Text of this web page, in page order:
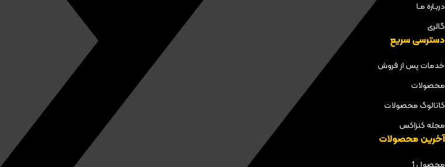
دربـاره مـا
گالری
دسترسی سریع
خدمات پس از فروش
محصولات
کاتالوگ محصولات
مجله کنزاکس
آخرین محصولات